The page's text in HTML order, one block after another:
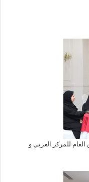
للمركز العربي و